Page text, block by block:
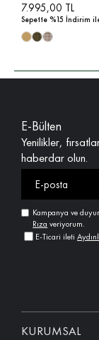
7.995,00 TL
Sepette %15 İndirim
E-Bülten
Yenilikler,
haberdar olun.
Kampanya ve
Rıza veriyorum.
E-Ticari ileti
KURUMSAL